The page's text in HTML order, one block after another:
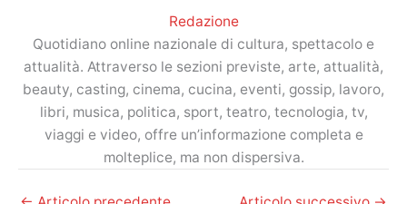
Redazione
Quotidiano online nazionale di cultura, spettacolo e
attualità. Attraverso le sezioni previste, arte, attualità,
beauty, casting, cinema, cucina, eventi, gossip, lavoro,
libri, musica, politica, sport, teatro, tecnologia, tv,
viaggi e video, offre un’informazione completa e
molteplice, ma non dispersiva.